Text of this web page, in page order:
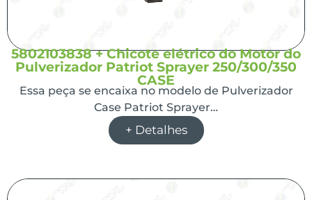
5802103838 + Chicote elétrico do Motor do
Pulverizador Patriot Sprayer 250/300/350
CASE
Essa peça se encaixa no modelo de Pulverizador
Case Patriot Sprayer…
+ Detalhes